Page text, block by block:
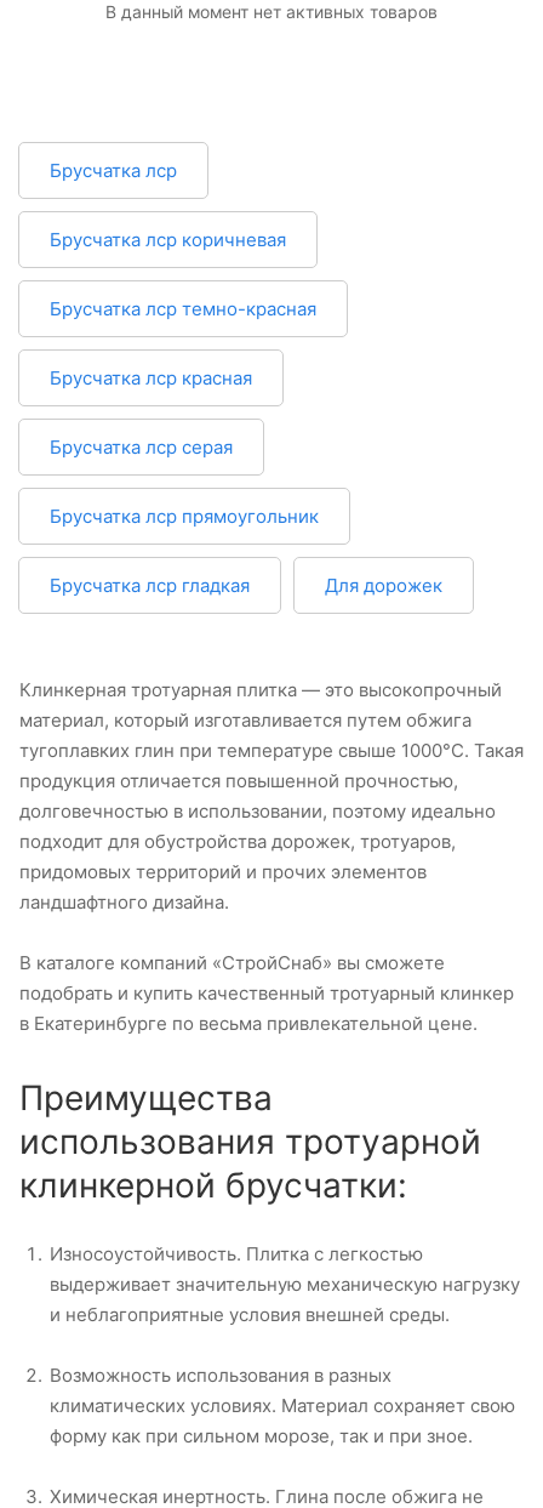
В данный момент нет активных товаров
Брусчатка лср
Брусчатка лср коричневая
Брусчатка лср темно-красная
Брусчатка лср красная
Брусчатка лср серая
Брусчатка лср прямоугольник
Брусчатка лср гладкая Для дорожек
Клинкерная тротуарная плитка — это высокопрочный
материал, который изготавливается путем обжига
тугоплавких глин при температуре свыше 1000°С. Такая
продукция отличается повышенной прочностью,
долговечностью в использовании, поэтому идеально
подходит для обустройства дорожек, тротуаров,
придомовых территорий и прочих элементов
ландшафтного дизайна.
В каталоге компаний «СтройСнаб» вы сможете
подобрать и купить качественный тротуарный клинкер
в Екатеринбурге по весьма привлекательной цене.
Преимущества
использования тротуарной
клинкерной брусчатки:
Износоустойчивость. Плитка с легкостью
выдерживает значительную механическую нагрузку
и неблагоприятные условия внешней среды.
Возможность использования в разных
климатических условиях. Материал сохраняет свою
форму как при сильном морозе, так и при зное.
Химическая инертность. Глина после обжига не